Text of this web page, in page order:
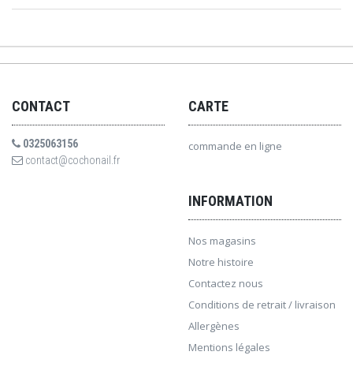
CONTACT
0325063156
contact@cochonail.fr
CARTE
commande en ligne
INFORMATION
Nos magasins
Notre histoire
Contactez nous
Conditions de retrait / livraison
Allergènes
Mentions légales